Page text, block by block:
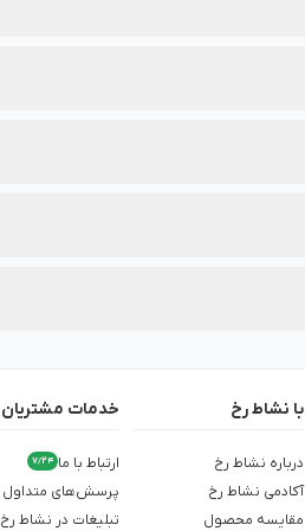
با نشاط رخ
درباره نشاط رخ
آکادمی نشاط رخ
مقایسه محصول
خدمات مشتریان
ارتباط با ما 7/24
پرسش‌های متداول
تبلیغات در نشاط رخ